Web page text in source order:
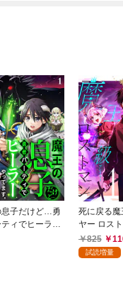
息子だけど…勇
ィでヒーラー
す。1
死に戻る魔
ヤー ロスト
本版】 1巻
825
試読増量